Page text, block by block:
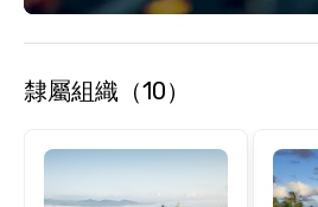
隸屬組織（10）